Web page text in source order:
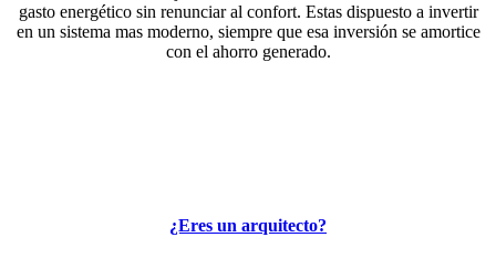
gasto energético sin renunciar al confort. Estas dispuesto a invertir
en un sistema mas moderno, siempre que esa inversión se amortice
con el ahorro generado.
¿Eres un arquitecto?